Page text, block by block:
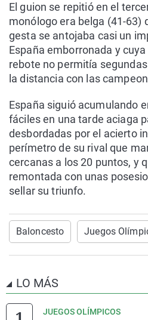
El guion se repitió en el
monólogo era belga (41-63)
gesta se antojaba casi un
España emborronada y
rebote no permitía
la distancia con las
España siguió acumulando
fáciles en una tarde aciaga
desbordadas por el acierto
perímetro de su rival que
cercanas a los 20 puntos, y
remontada con unas
sellar su triunfo.
Baloncesto Juegos
LO MÁS
JUEGOS OLÍMPICOS